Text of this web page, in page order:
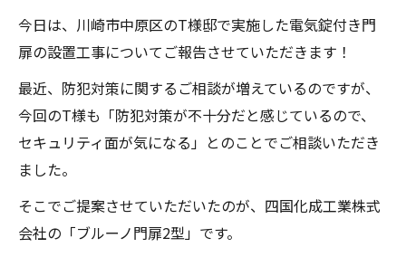
今日は、川崎市中原区のT様邸で実施した電気錠付き門
扉の設置工事についてご報告させていただきます！
最近、防犯対策に関するご相談が増えているのですが、
今回のT様も「防犯対策が不十分だと感じているので、
セキュリティ面が気になる」とのことでご相談いただき
ました。
そこでご提案させていただいたのが、四国化成工業株式
会社の「ブルーノ門扉2型」です。